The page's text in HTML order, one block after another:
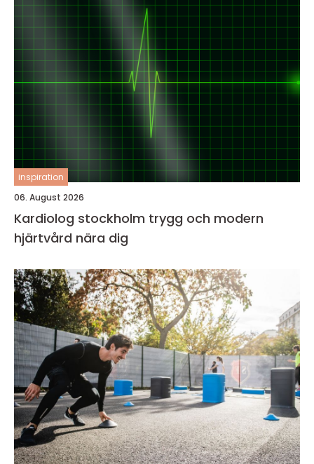
inspiration
06. August 2026
Kardiolog stockholm trygg och modern
hjärtvård nära dig